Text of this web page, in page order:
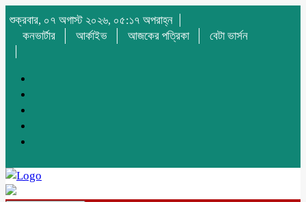
শুক্রবার, ০৭ অগাস্ট ২০২৬, ০৫:১৭ অপরাহ্ন
কনভার্টার
আর্কাইভ আজকের পত্রিকা বেটা ভার্সন